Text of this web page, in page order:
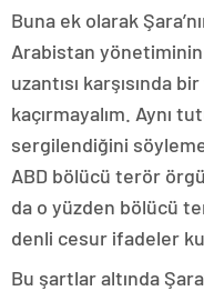
Buna ek olarak
Arabistan
uzantısı karşısında
kaçırmayalım. Aynı
sergilendiğini
ABD bölücü terör
da o yüzden bölücü
denli cesur ifadeler
Bu şartlar altında